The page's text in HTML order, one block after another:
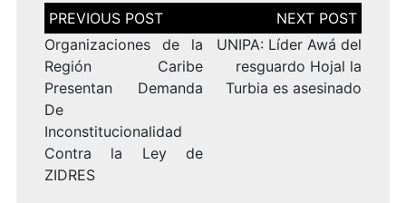
Navegación
de
entradas
Organizaciones de la
Región Caribe
Presentan Demanda
De
Inconstitucionalidad
Contra la Ley de
ZIDRES
UNIPA: Líder Awá del
resguardo Hojal la
Turbia es asesinado